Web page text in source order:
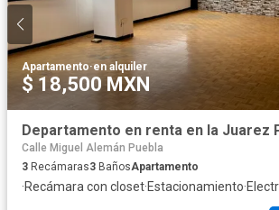
Apartamento·en alquiler
$ 18,500 MXN
Departamento en renta en la Juarez
Calle Miguel Alemán Puebla
3 Recámaras3 BañosApartamento
·Recámara con closet·Estacionamiento·